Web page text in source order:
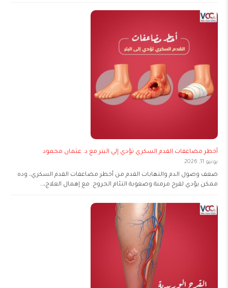
أخطر مضاعفات القدم السكري تؤدي إلى البتر مع د. عثمان محمود
يونيو 11, 2026
ضعف وصول الدم والتهابات القدم من أخطر مضاعفات القدم السكري، وده
ممكن يؤدي لقرح مزمنة وصعوبة التئام الجروح. مع إهمال العلاج،…